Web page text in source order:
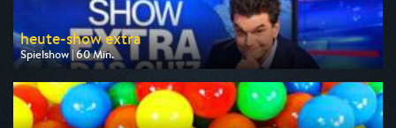
heute-show extra
Spielshow | 60 Min.
Ausgestrahlt von ZDF neo
am 09.08.2026, 21:40